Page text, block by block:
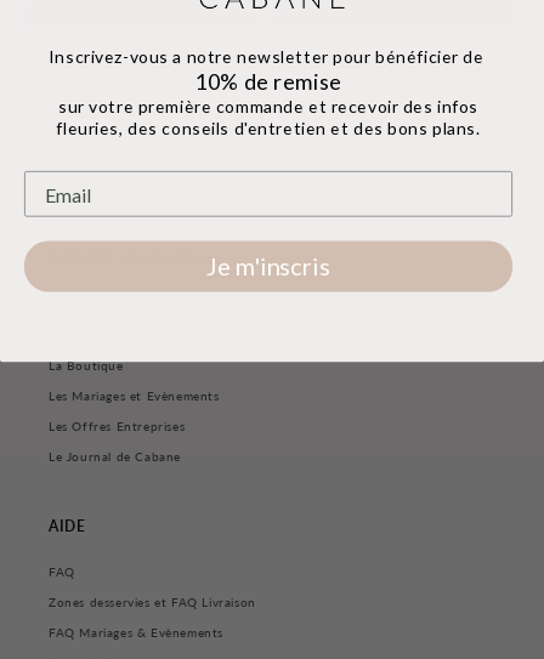
Couronne de fleurs
Prix
habituel
49,00 €
Couronne de fleurs
séchées - Camille
Prix
habituel
49,00 €
CABANE - Studio Floral
La Boutique
Les Mariages et Evènements
Les Offres Entreprises
Le Journal de Cabane
AIDE
FAQ
Zones desservies et FAQ Livraison
FAQ Mariages & Evènements
Inscrivez-vous a notre newsletterpour bénéficier de
10% de remise
sur votre première commande et recevoir des infos
fleuries, des conseils d'entretien et des bons plans.
Je m'inscris